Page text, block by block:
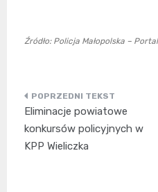
Źródło: Policja Małopolska –
Nawigacja
wpisu
Eliminacje powiatowe
konkursów policyjnych w
KPP Wieliczka